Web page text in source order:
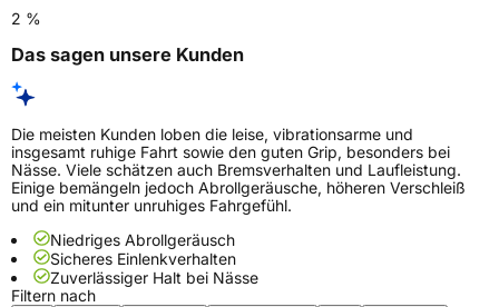
2 %
Das sagen unsere Kunden
Die meisten Kunden loben die leise, vibrationsarme und
insgesamt ruhige Fahrt sowie den guten Grip, besonders bei
Nässe. Viele schätzen auch Bremsverhalten und Laufleistung.
Einige bemängeln jedoch Abrollgeräusche, höheren Verschleiß
und ein mitunter unruhiges Fahrgefühl.
Niedriges Abrollgeräusch
Sicheres Einlenkverhalten
Zuverlässiger Halt bei Nässe
Filtern nach